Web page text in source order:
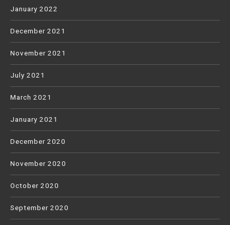
January 2022
December 2021
November 2021
July 2021
March 2021
January 2021
December 2020
November 2020
October 2020
September 2020